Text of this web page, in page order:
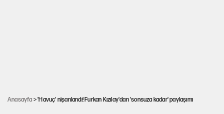
Anasayfa > 'Havuç' nişanlandı! Furkan Kızılay'dan 'sonsuza kadar' paylaşımı